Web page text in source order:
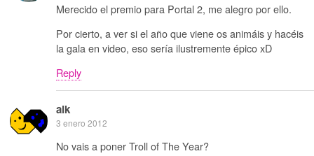
Merecido el premio para Portal 2, me alegro por ello.
Por cierto, a ver si el año que viene os animáis y hacéis
la gala en video, eso sería ilustremente épico xD
Reply
alk
3 enero 2012
No vais a poner Troll of The Year?